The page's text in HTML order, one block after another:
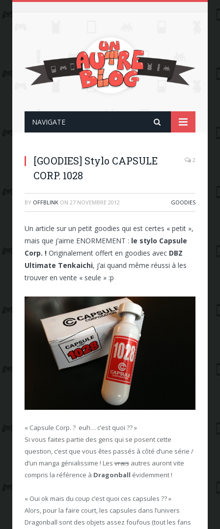
NAVIGATE
[GOODIES] Stylo CAPSULE
CORP. 1028
2
BY OFFBLINK ON 27 NOVEMBRE 2012 GOODIES
Un article sur un petit goodies qui est certes « petit »,
mais que j’aime ENORMEMENT : le stylo Capsule
Corp. ! Originalement offert en goodies avec DBZ
Ultimate Tenkaichi, j’ai quand même réussi à les
trouver en vente « seule » :p
« Capsule Corp. ? euh… c’est quoi ?? »
Si vous faites partie des gens qui se posent cette
question, c’est que vous êtes passés à côté d’une série /
d’un manga génialissime ! Les vrais autres auront vite
compris la référence à Dragonball évidemment !
« Oui ok mais du coup c’est quoi ces capsules ?? »
Alors, pour la faire court, les capsules dans l’univers
Dragonball sont des objets assez foufous (tout les fans